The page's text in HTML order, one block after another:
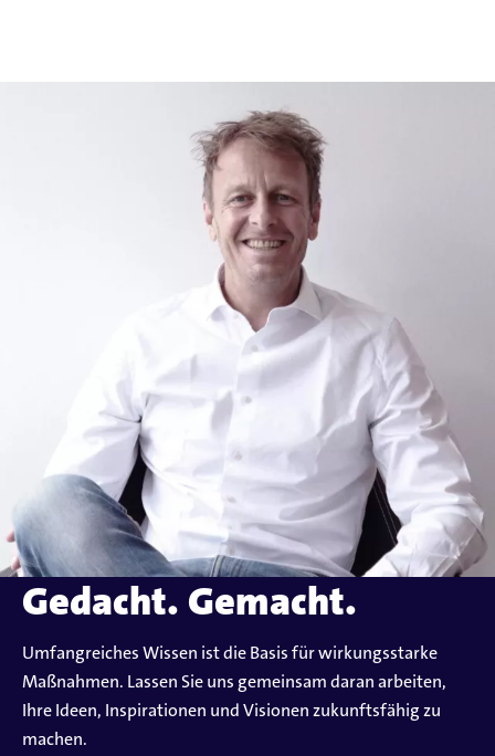
Gedacht. Gemacht.
Umfangreiches Wissen ist die Basis für wirkungsstarke
Maßnahmen. Lassen Sie uns gemeinsam daran arbeiten,
Ihre Ideen, Inspirationen und Visionen zukunftsfähig zu
machen.